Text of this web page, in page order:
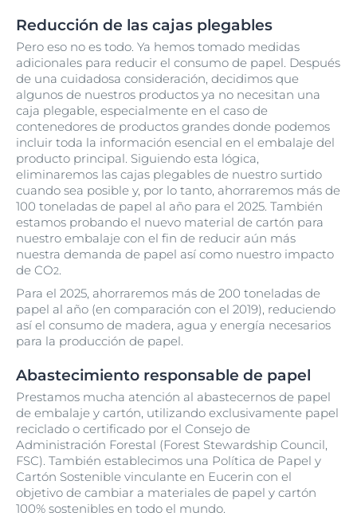
Reducción de las cajas plegables
Pero eso no es todo. Ya hemos tomado medidas
adicionales para reducir el consumo de papel. Después
de una cuidadosa consideración, decidimos que
algunos de nuestros productos ya no necesitan una
caja plegable, especialmente en el caso de
contenedores de productos grandes donde podemos
incluir toda la información esencial en el embalaje del
producto principal. Siguiendo esta lógica,
eliminaremos las cajas plegables de nuestro surtido
cuando sea posible y, por lo tanto, ahorraremos más de
100 toneladas de papel al año para el 2025. También
estamos probando el nuevo material de cartón para
nuestro embalaje con el fin de reducir aún más
nuestra demanda de papel así como nuestro impacto
de CO2.
Para el 2025, ahorraremos más de 200 toneladas de
papel al año (en comparación con el 2019), reduciendo
así el consumo de madera, agua y energía necesarios
para la producción de papel.
Abastecimiento responsable de papel
Prestamos mucha atención al abastecernos de papel
de embalaje y cartón, utilizando exclusivamente papel
reciclado o certificado por el Consejo de
Administración Forestal (Forest Stewardship Council,
FSC). También establecimos una Política de Papel y
Cartón Sostenible vinculante en Eucerin con el
objetivo de cambiar a materiales de papel y cartón
100% sostenibles en todo el mundo.